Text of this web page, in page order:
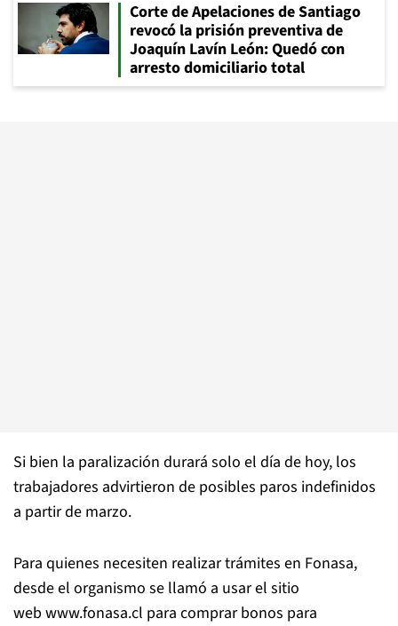
Corte de Apelaciones de Santiago
revocó la prisión preventiva de
Joaquín Lavín León: Quedó con
arresto domiciliario total
Si bien la paralización durará solo el día de hoy, los
trabajadores advirtieron de posibles paros indefinidos
a partir de marzo.
Para quienes necesiten realizar trámites en Fonasa,
desde el organismo se llamó a usar el sitio
web www.fonasa.cl para comprar bonos para